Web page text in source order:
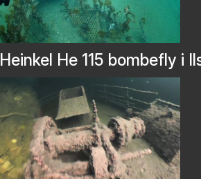
Heinkel He 115 bombefly i